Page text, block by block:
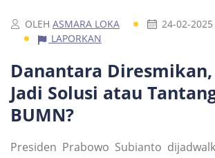
OLEH ASMARA LOKA
24-02-2025
LAPORKAN
Danantara
Jadi Solusi atau
BUMN?
Presiden Prabowo Subianto